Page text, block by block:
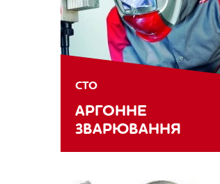
СТО
АРГОННЕ
ЗВАРЮВАННЯ